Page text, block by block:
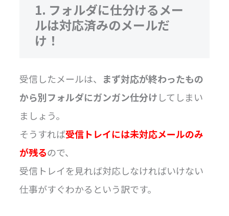
1. フォルダに仕分けるメー
ルは対応済みのメールだ
け！
受信したメールは、 まず対応が終わったもの
から別フォルダにガンガン仕分けしてしまい
ましょう。
そうすれば受信トレイには未対応メールのみ
が残るので、
受信トレイを見れば対応しなければいけない
仕事がすぐわかるという訳です。